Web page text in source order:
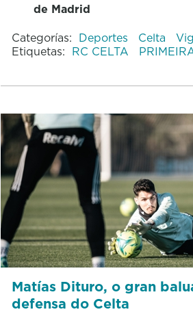
de Madrid
Categorías: Deportes Celta
Etiquetas: RC CELTA
Matías Dituro, o gran
defensa do Celta